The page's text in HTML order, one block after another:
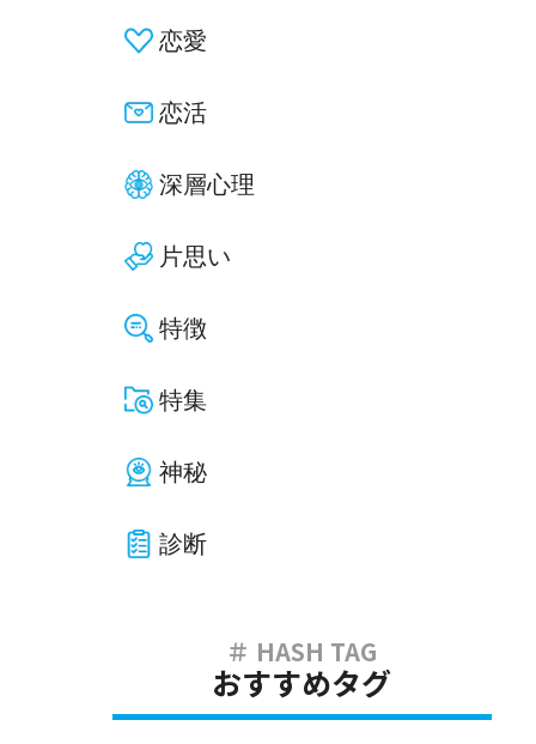
恋愛
恋活
深層心理
片思い
特徴
特集
神秘
診断
おすすめタグ